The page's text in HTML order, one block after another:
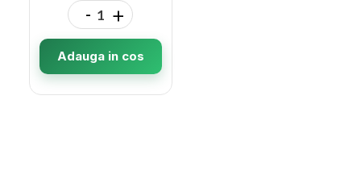
- +
Adauga in cos